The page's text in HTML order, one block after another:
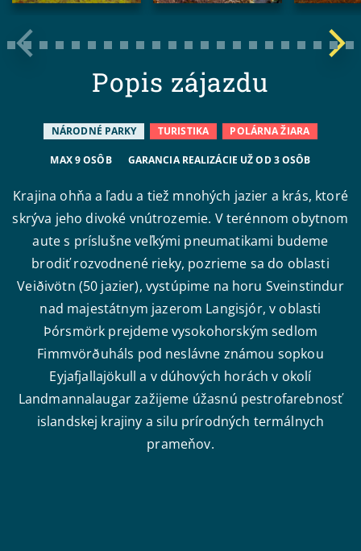
Popis zájazdu
NÁRODNÉ PARKY TURISTIKA POLÁRNA ŽIARA
MAX 9 OSÔB GARANCIA REALIZÁCIE UŽ OD 3 OSÔB
Krajina ohňa a ľadu a tiež mnohých jazier a krás, ktoré
skrýva jeho divoké vnútrozemie. V terénnom obytnom
aute s príslušne veľkými pneumatikami budeme
brodiť rozvodnené rieky, pozrieme sa do oblasti
Veiðivötn (50 jazier), vystúpime na horu Sveinstindur
nad majestátnym jazerom Langisjór, v oblasti
Þórsmörk prejdeme vysokohorským sedlom
Fimmvörðuháls pod neslávne známou sopkou
Eyjafjallajökull a v dúhových horách v okolí
Landmannalaugar zažijeme úžasnú pestrofarebnosť
islandskej krajiny a silu prírodných termálnych
prameňov.